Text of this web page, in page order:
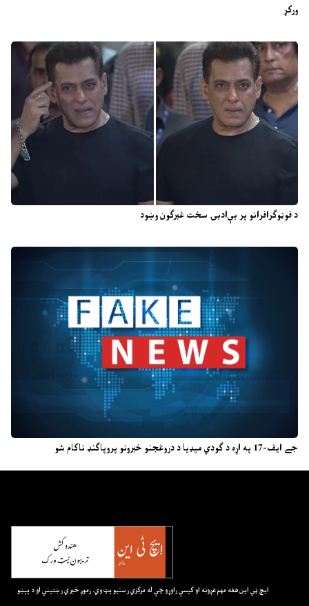
ورکړ
د فوټوګرافرانو پر بې‌ادبۍ سخت غبرګون وښود
جے ایف-17 په اړه د ګودي میډیا د دروغجنو خبرونو پروپاګنډ ناکام شو
ايچ ټي اين هغه مهم غږونه او کيسې راوړو چې له مرکزي رسنيو پټ وي. زموږ خبري رښتيني او د پېښو